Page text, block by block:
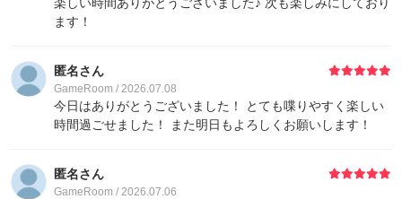
ます！
匿名さん
GameRoom / 2026.07.08
今日はありがとうございました！ とても喋りやすく楽しい
時間過ごせました！ また明日もよろしくお願いします！
匿名さん
GameRoom / 2026.07.06